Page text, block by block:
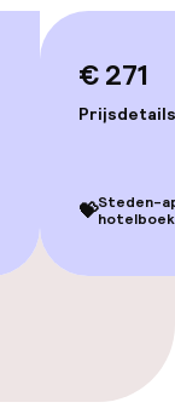
€ 271
Prijsdetails
💝Steden-